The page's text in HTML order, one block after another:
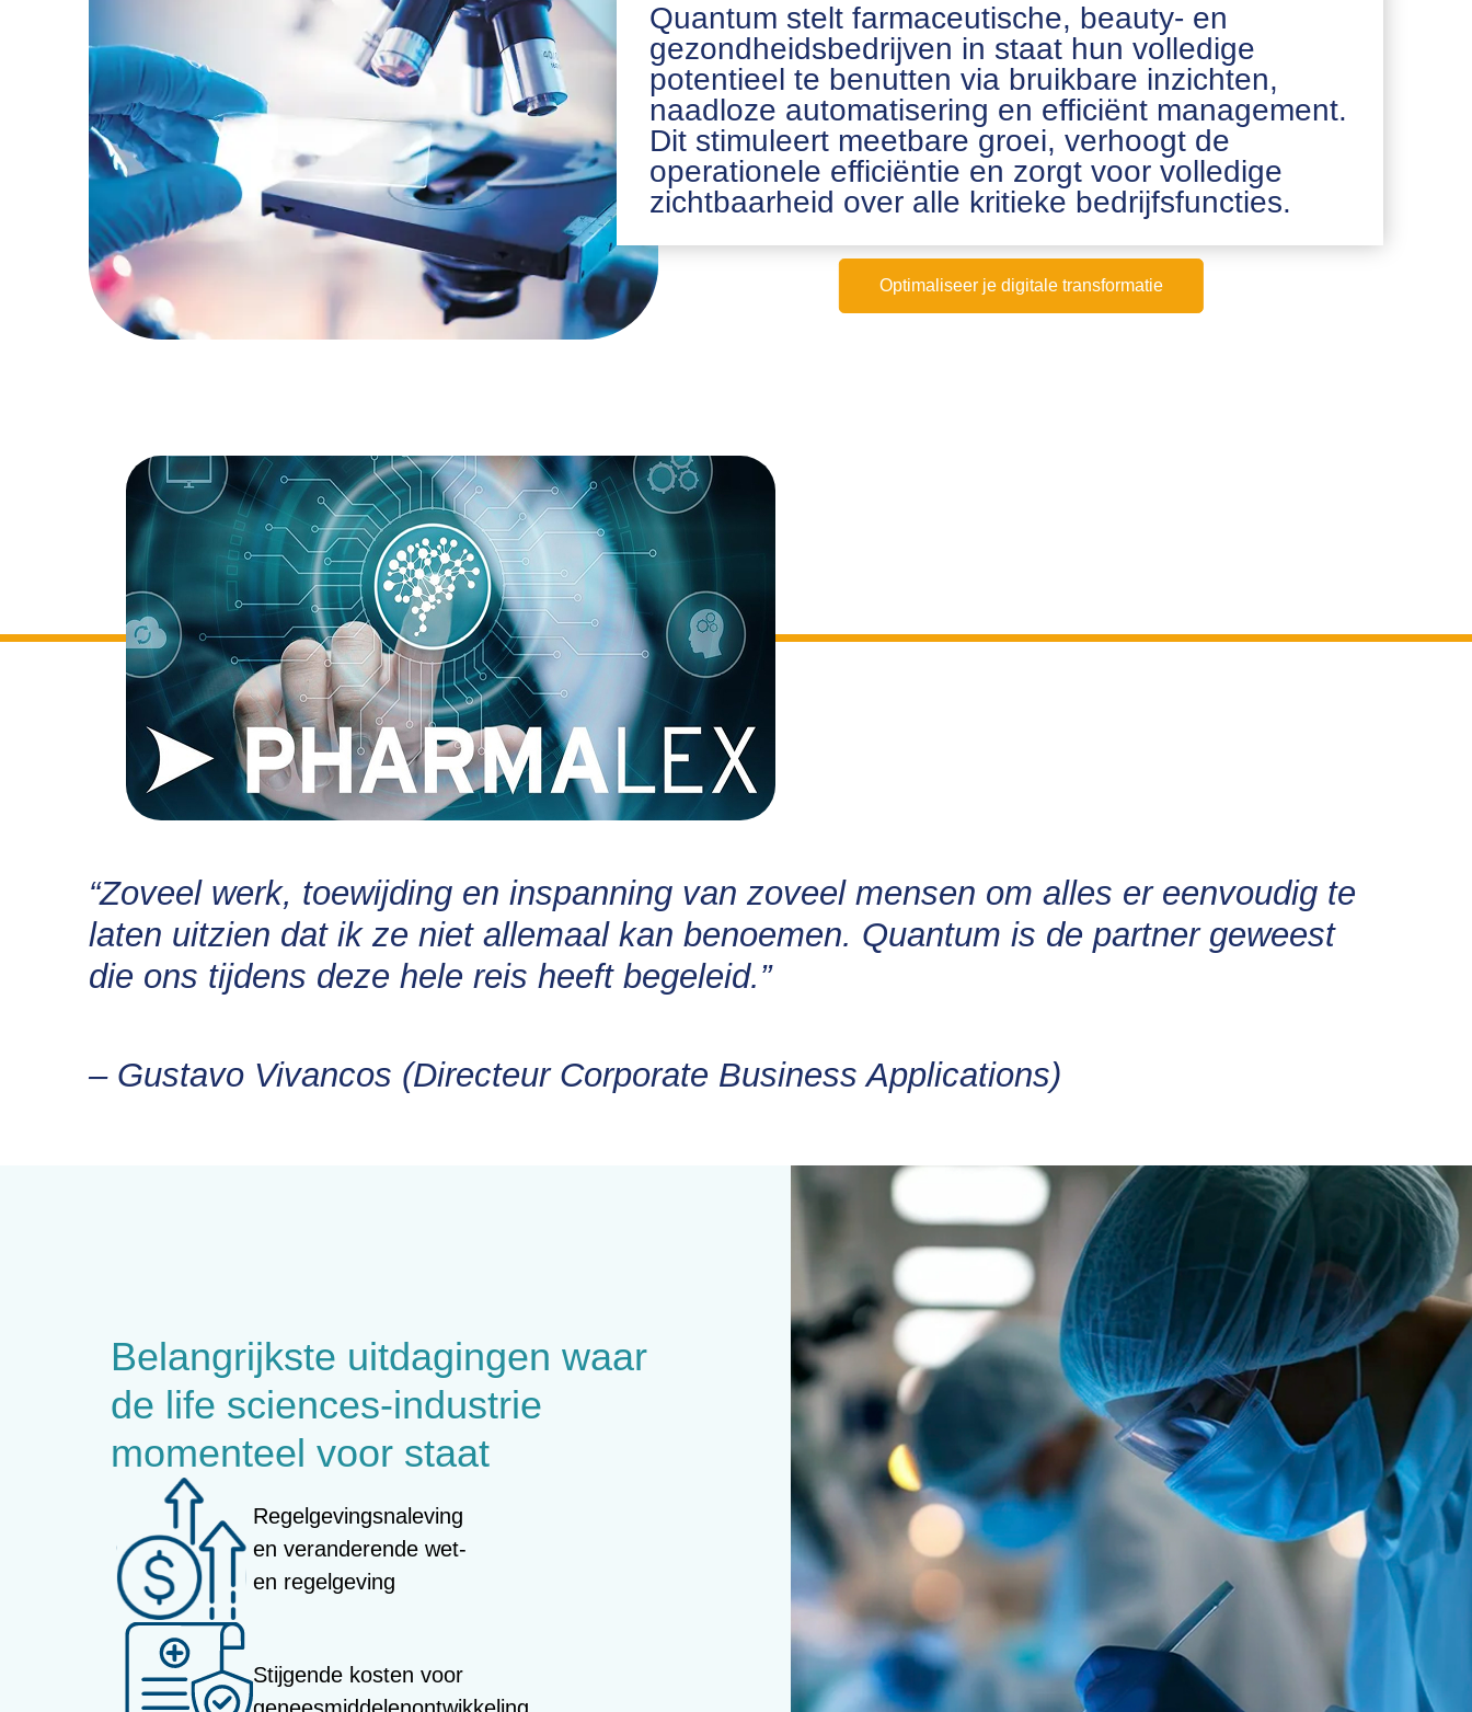
Quantum stelt farmaceutische, beauty- en
gezondheidsbedrijven in staat hun volledige
potentieel te benutten via bruikbare inzichten,
naadloze automatisering en efficiënt management.
Dit stimuleert meetbare groei, verhoogt de
operationele efficiëntie en zorgt voor volledige
zichtbaarheid over alle kritieke bedrijfsfuncties.
Optimaliseer je digitale transformatie
“Zoveel werk, toewijding en inspanning van zoveel mensen om alles er eenvoudig te
laten uitzien dat ik ze niet allemaal kan benoemen. Quantum is de partner geweest
die ons tijdens deze hele reis heeft begeleid.”
– Gustavo Vivancos (Directeur Corporate Business Applications)
Belangrijkste uitdagingen waar
de life sciences-industrie
momenteel voor staat
Regelgevingsnaleving
en veranderende wet-
en regelgeving
Stijgende kosten voor